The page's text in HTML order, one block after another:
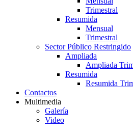
Trimestral
Resumida
Mensual
Trimestral
Sector Público Restringido
Ampliada
Ampliada
Resumida
Resumida
Contactos
Multimedia
Galería
Video